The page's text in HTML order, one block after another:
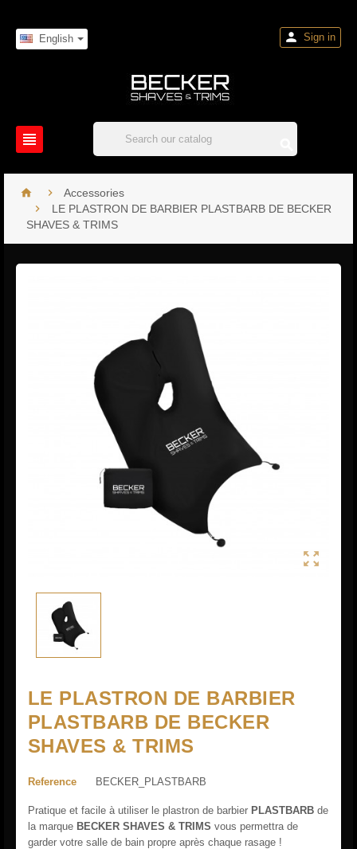
English

 Sign in
 
Accessories

LE PLASTRON DE BARBIER PLASTBARB DE BECKER
SHAVES & TRIMS

LE PLASTRON DE BARBIER
PLASTBARB DE BECKER
SHAVES & TRIMS
Reference BECKER_PLASTBARB
Pratique et facile à utiliser le plastron de barbier PLASTBARB de
la marque BECKER SHAVES & TRIMS vous permettra de
garder votre salle de bain propre après chaque rasage !